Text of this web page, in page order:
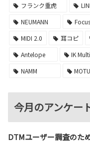
フランク重虎
NEUMANN
MIDI 2.0
耳コピ
Antelope
IK
NAMM
MOTU
今月のアンケー
DTMユーザー調査のた